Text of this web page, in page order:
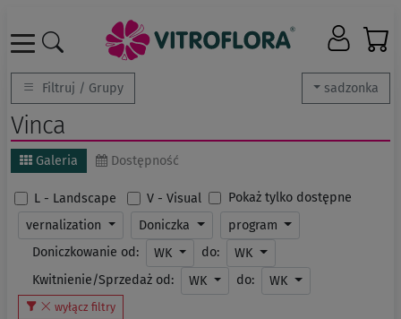
sadzonka
Filtruj / Grupy
Vinca
Galeria Dostępność
L - Landscape V - Visual
Pokaż tylko dostępne
vernalization
Doniczka
program
Doniczkowanie od:
WK do:
WK
Kwitnienie/Sprzedaż od:
WK do: WK
wyłącz filtry